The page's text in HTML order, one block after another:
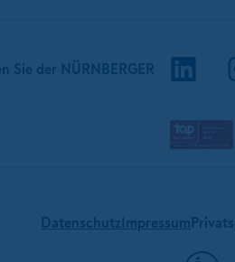
Sie der NÜRNBERGER
DatenschutzImpressum